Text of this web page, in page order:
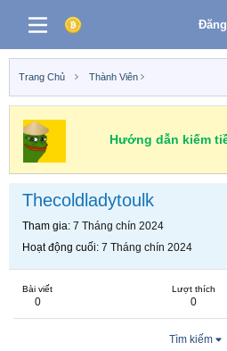
Trang Chủ Thành Viên
Hướng dẫn kiếm
Thecoldladytoulk
Tham gia 7 Tháng chín 2024
Hoạt động cuối 7 Tháng chín 2024
Bài viết
0
Lượt thích
0
Tìm kiếm